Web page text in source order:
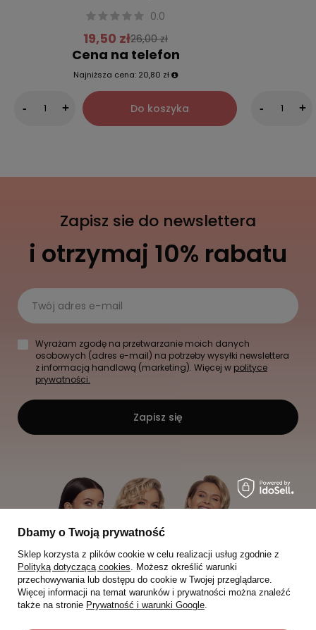
0.0
19,50 zł26,00 zł
Cena na telefon
Najniższa cena: 20,80 zł
- + Do koszyka - +
Zapisz sie do newslettera
i otrzymaj 10% rabatu
Twój adres e-mail
Wyrażam zgodę na przetwarzanie moich danych
osobowych (adres e-mail) na potrzeby wysyłki newslettera
z informacją handlową (marketing). Więcej w polityce
prywatności.
Zapisz się
Dbamy o Twoją prywatność
Sklep korzysta z plików cookie w celu realizacji usług zgodnie z
Polityką dotyczącą cookies. Możesz określić warunki
przechowywania lub dostępu do cookie w Twojej przeglądarce.
Więcej informacji na temat warunków i prywatności można znaleźć
także na stronie Prywatność i warunki Google.